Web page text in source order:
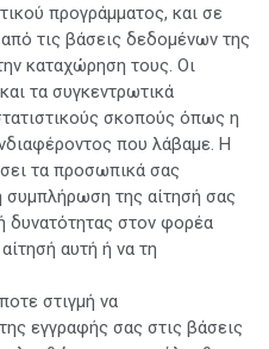
προγράμματος, και σε
τις βάσεις δεδομένων της
καταχώρηση τους. Οι
τα συγκεντρωτικά
σκοπούς όπως η
που λάβαμε. Η
τα προσωπικά σας
συμπλήρωση της αίτησή σας
δυνατότητας στον φορέα
αυτή ή να τη
στιγμή να
εγγραφής σας στις βάσεις